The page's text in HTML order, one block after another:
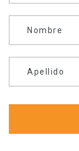
Nombre
Apellido